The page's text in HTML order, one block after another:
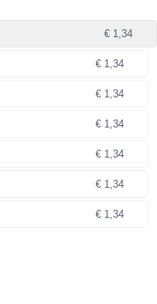
€ 1,34
€ 1,34
€ 1,34
€ 1,34
€ 1,34
€ 1,34
€ 1,34